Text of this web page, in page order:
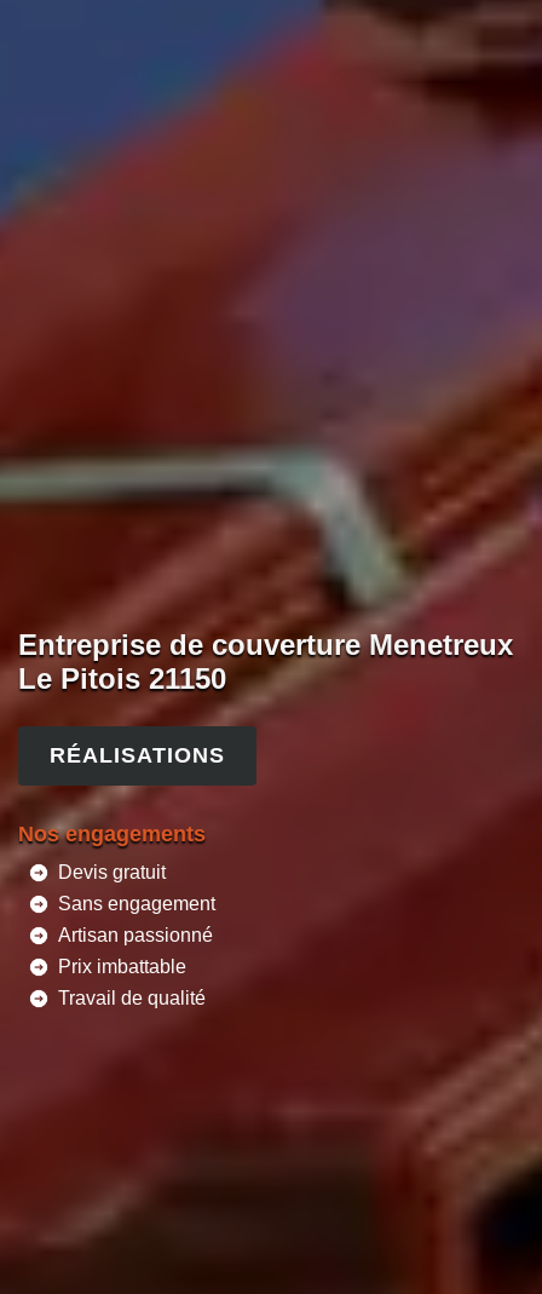
Entreprise de couverture Menetreux
Le Pitois 21150
RÉALISATIONS
Nos engagements
Devis gratuit
Sans engagement
Artisan passionné
Prix imbattable
Travail de qualité